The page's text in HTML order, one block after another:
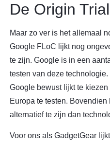
De Origin
Maar zo ver is het allemaal
Google FLoC lijkt nog
te zijn. Google is in een
testen van deze
Google bewust lijkt te
Europa te testen.
alternatief te zijn dan
Voor ons als GadgetGear